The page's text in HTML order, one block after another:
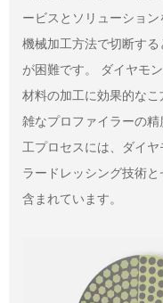
ービスとソリューショ
機械加工方法で切断す
が困難です。 ダイヤモ
材料の加工に効果的な
雑なプロファイラーの
工プロセスには、ダイ
ラードレッシング技術
含まれています。